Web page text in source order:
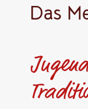
Das